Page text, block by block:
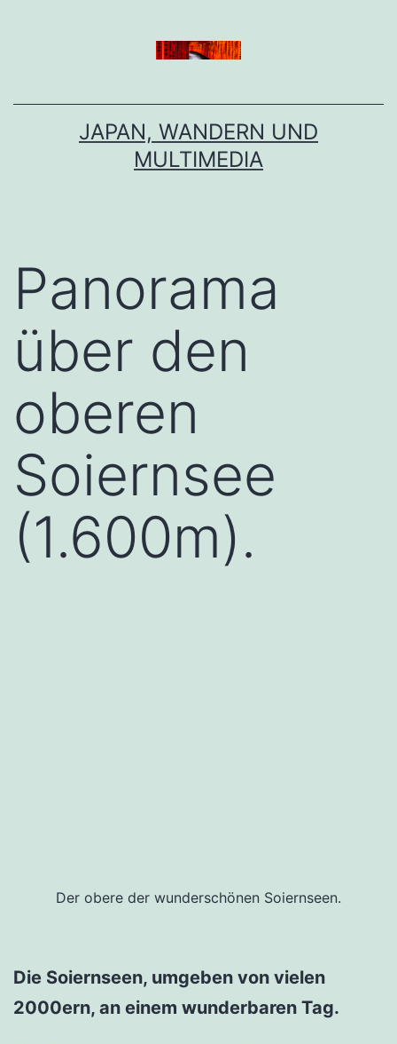
JAPAN, WANDERN UND
MULTIMEDIA
Panorama
über den
oberen
Soiernsee
(1.600m).
Der obere der wunderschönen Soiernseen.
Die Soiernseen, umgeben von vielen
2000ern, an einem wunderbaren Tag.